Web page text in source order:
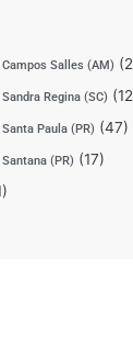
Salles (AM)
Regina (SC)
Paula (PR) (47)
(PR) (17)